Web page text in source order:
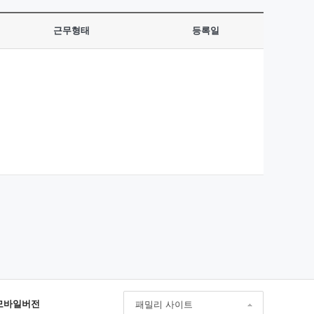
근무형태 등록일
바일버전 패밀리 사이트